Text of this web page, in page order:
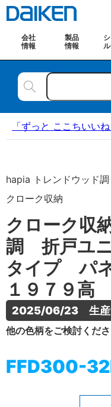
会社
情報
製品
情報
「ずっと ここちいい
hapia トレンドウッド
クローク収納
クローク収
調 折戸ユ
タイプ パ
１９７９高
2025/06/23　生産
他の色柄をご検討くださ
FFD300-